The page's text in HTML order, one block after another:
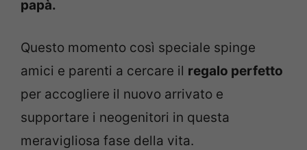
papà.
Questo momento così speciale spinge
amici e parenti a cercare il regalo perfetto
per accogliere il nuovo arrivato e
supportare i neogenitori in questa
meravigliosa fase della vita.